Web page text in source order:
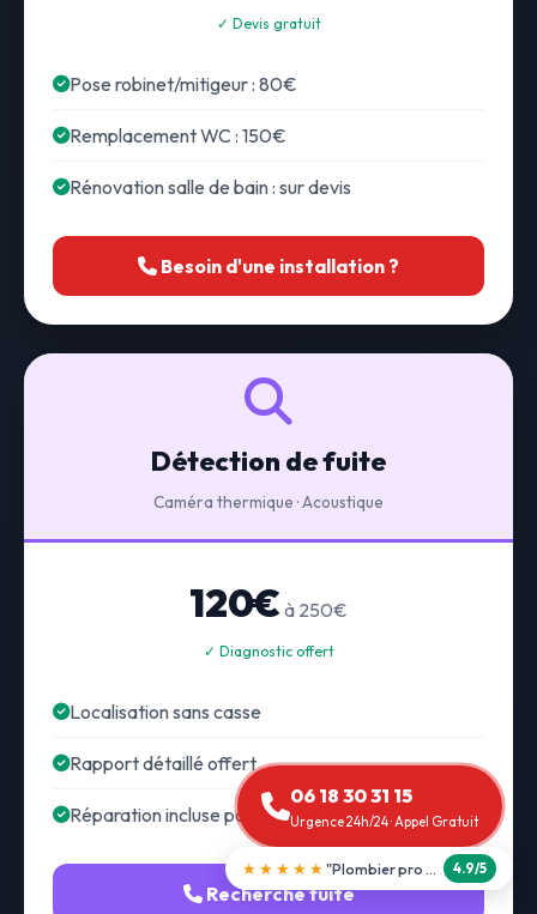
✓ Devis gratuit
Pose robinet/mitigeur : 80€
Remplacement WC : 150€
Rénovation salle de bain : sur devis
Besoin d'une installation ?
Détection de fuite
Caméra thermique · Acoustique
120€ à 250€
✓ Diagnostic offert
Localisation sans casse
Rapport détaillé offert
Réparation incluse possible
Recherche fuite
06 18 30 31 15
Urgence 24h/24 · Appel Gratuit
★★★★★ "Débouchage WC en 30 min" 5.0/5